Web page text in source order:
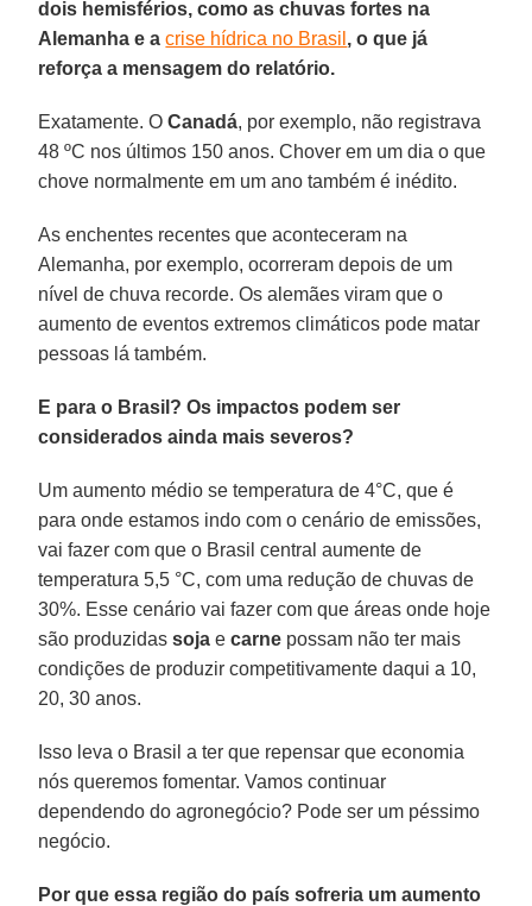
dois hemisférios, como as chuvas fortes na
Alemanha e acrise hídrica no Brasil , o que já
reforça a mensagem do relatório.
Exatamente. OCanadá, por exemplo, não registrava
48 ºC nos últimos 150 anos. Chover em um dia o que
chove normalmente em um ano também é inédito.
As enchentes recentes que aconteceram na
Alemanha, por exemplo, ocorreram depois de um
nível de chuva recorde. Os alemães viram que o
aumento de eventos extremos climáticos pode matar
pessoas lá também.
E para o Brasil? Os impactos podem ser
considerados ainda mais severos?
Um aumento médio se temperatura de 4°C, que é
para onde estamos indo com o cenário de emissões,
vai fazer com que o Brasil central aumente de
temperatura 5,5 °C, com uma redução de chuvas de
30%. Esse cenário vai fazer com que áreas onde hoje
são produzidassoja ecarne possam não ter mais
condições de produzir competitivamente daqui a 10,
20, 30 anos.
Isso leva o Brasil a ter que repensar que economia
nós queremos fomentar. Vamos continuar
dependendo do agronegócio? Pode ser um péssimo
negócio.
Por que essa região do país sofreria um aumento